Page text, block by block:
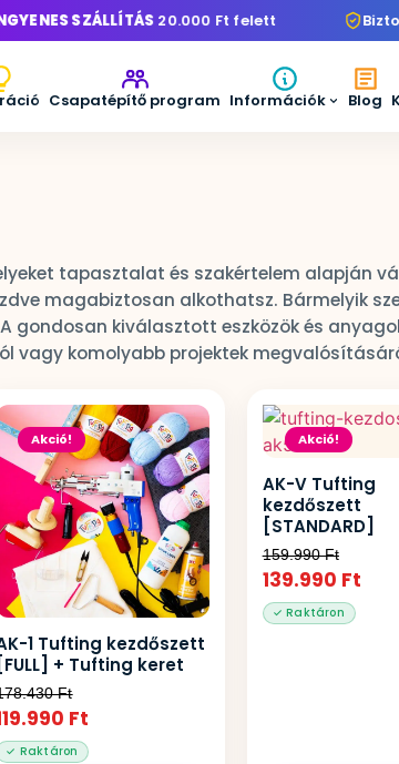
SZÁLLÍTÁS20.000 Ft felett
Csapatépítő program Információk Blog
tapasztalat és szakértelem alapján
magabiztosan alkothatsz. Bármelyik
gondosan kiválasztott eszközök és
vagy komolyabb projektek
Akció!
1 Tufting kezdőszett
[FULL] + Tufting keret
Ft
Ft
Akció!
AK-V Tufting
kezdőszett
[STANDARD]
159.990Ft
139.990 Ft